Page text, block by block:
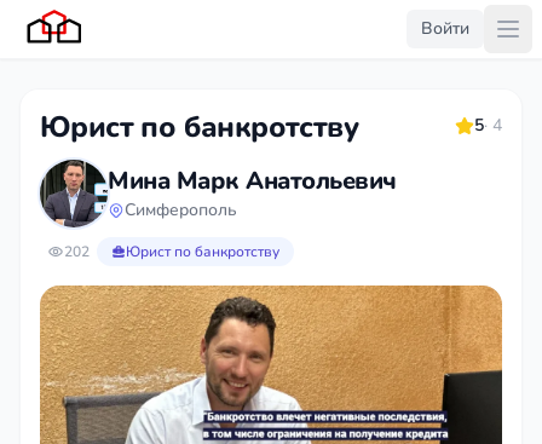
Войти
Юрист по банкротству 5· 4
Мина Марк Анатольевич
Симферополь
202 Юрист по банкротству